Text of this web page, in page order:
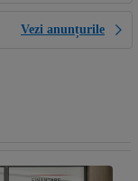
Vezi anunțurile